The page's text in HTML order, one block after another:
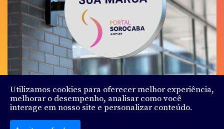
© Sorocaba.Com - Todos os direitos reservados - Feito
Utilizamos cookies para oferecer melhor experiência,
melhorar o desempenho, analisar como você
interage em nosso site e personalizar conteúdo.